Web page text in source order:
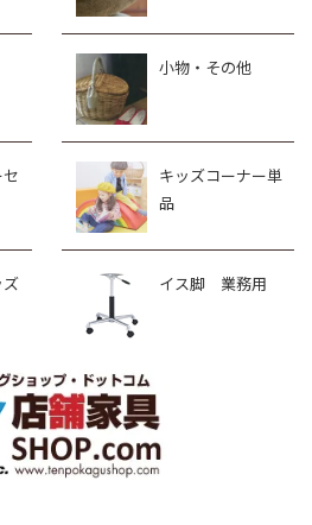
小物・その他
キッズコーナー単
品
ズ
イス脚 業務用